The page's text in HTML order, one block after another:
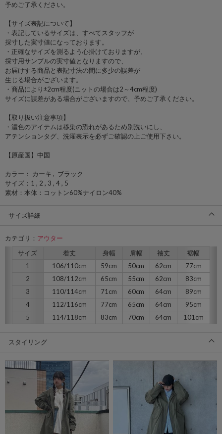
予めご了承ください。
【サイズ表記について】
・表記しているサイズは、すべてスタッフが
採寸した実寸値になっております。
・正確なサイズを測るよう心掛けておりますが、
採寸用サンプルの実寸値となりますので、
お届けする商品と表記寸法の間に多少の誤差が
生じる場合がございます。
・商品により±2cm程度(ニットの場合は2～4cm程度)
サイズに誤差がある場合がございますので、予めご了承ください。
【取り扱い注意事項】
・濃色のアイテムは移染の恐れがあるため別洗いにし、
アテンションタグ、洗濯表示を必ずご確認の上ご使用下さい。
【原産国】中国
カラー： カーキ , ブラック
サイズ：1 , 2 , 3 , 4 , 5
素材：本体：コットン60%ナイロン40%
サイズ詳細
カテゴリ： アウター
サイズ
着丈 身幅 肩幅 袖丈
裾幅
1
106/110cm 59cm 50cm 62cm
77cm
2
108/112cm 65cm 55cm 62cm
83cm
3
110/114cm 71cm 60cm 64cm
89cm
4
112/116cm 77cm 65cm 64cm
95cm
5
114/118cm 83cm 70cm 64cm 101cm
スタイリング